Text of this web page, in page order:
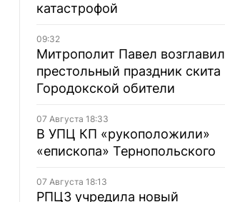
катастрофой
09:32
Митрополит Павел возглавил
престольный праздник скита
Городокской обители
07 Августа 18:33
В УПЦ КП «рукоположили»
«епископа» Тернопольского
07 Августа 18:13
РПЦЗ учредила новый